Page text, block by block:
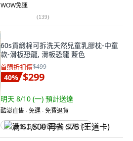
WOW免運
(139)
60s貢緞棉可拆洗天然兒童乳膠枕-中童
款-滑板恐龍, 滑板恐龍 藍色
首購折扣價$499
40% $299
明天 8/10 (一) 預計送達
酷澎直售 ∙ 免運 ∙ 免費退貨
满 $1,500 再省 $75 (王道卡)